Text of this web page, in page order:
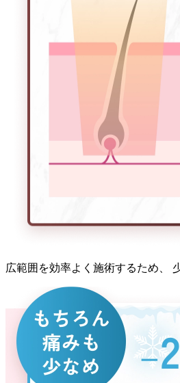
広範囲 を効率よく施術するため、